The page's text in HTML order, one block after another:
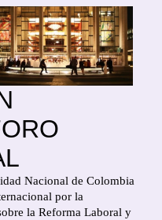
Nacional de Colombia
por la
la Reforma Laboral y